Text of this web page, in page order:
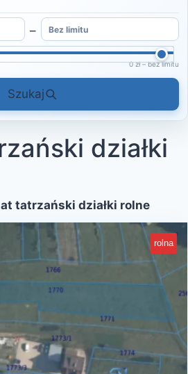
–
0 zł – bez limitu
Szukaj
działki
tatrzański działki rolne
rolna